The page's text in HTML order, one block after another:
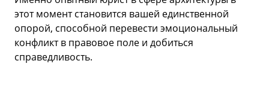
этот момент становится вашей единственной
опорой, способной перевести эмоциональный
конфликт в правовое поле и добиться
справедливость.